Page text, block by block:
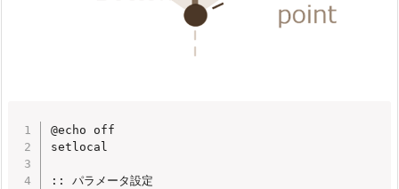
@echo off
setlocal
:: パラメータ設定